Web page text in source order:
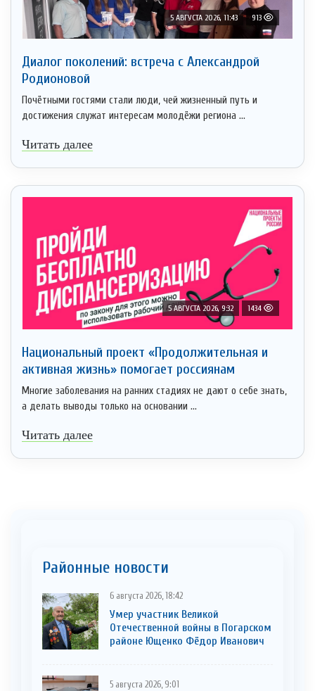
5 АВГУСТА 2026, 11:43 913
Диалог поколений: встреча с Александрой
Родионовой
Почётными гостями стали люди, чей жизненный путь и
достижения служат интересам молодёжи региона ...
Читать далее
5 АВГУСТА 2026, 9:32 1434
Национальный проект «Продолжительная и
активная жизнь» помогает россиянам
Многие заболевания на ранних стадиях не дают о себе знать,
а делать выводы только на основании ...
Читать далее
Районные новости
6 августа 2026, 18:42
Умер участник Великой
Отечественной войны в Погарском
районе Ющенко Фёдор Иванович
5 августа 2026, 9:01